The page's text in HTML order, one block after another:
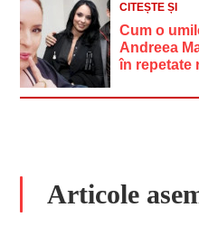
CITEȘTE ȘI
Cum o
Andreea
în repetate
Articole